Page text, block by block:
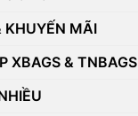
KHUYẾN MÃI
XBAGS & TNBAGS